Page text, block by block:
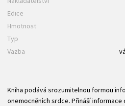
Edice
Hmotnost
Typ
Vazba
Kniha podává srozumitelnou formou
onemocněních srdce. Přináší